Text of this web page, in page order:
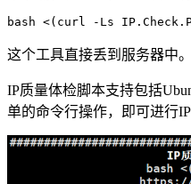
这个工具直接丢到服务器中。
IP质量体检脚本支持包括
单的命令行操作，即可进行IP